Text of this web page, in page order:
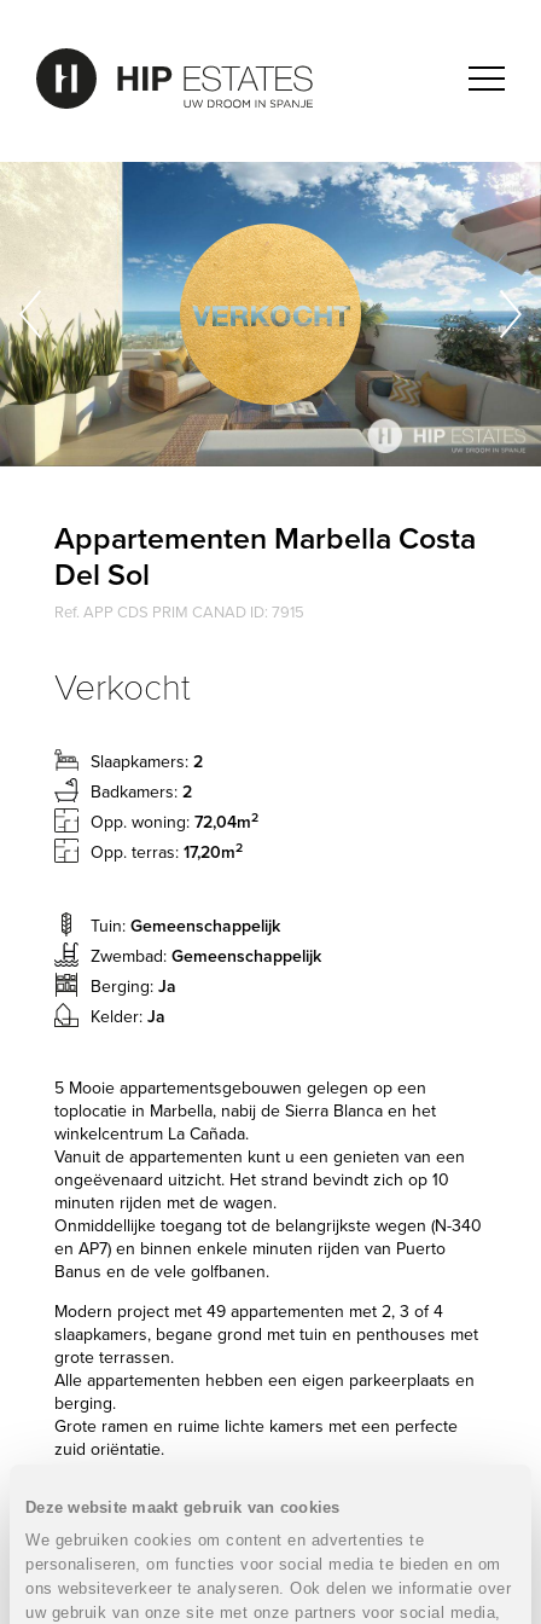
Deze website maakt gebruik van cookies
We gebruiken cookies om content en advertenties te
personaliseren, om functies voor social media te bieden en om
ons websiteverkeer te analyseren. Ook delen we informatie over
uw gebruik van onze site met onze partners voor social media,
Appartementen Marbella Costa
Del Sol
Ref. APP CDS PRIM CANAD ID: 7915
Verkocht
Slaapkamers: 2
Badkamers: 2
Opp. woning: 72,04m2
Opp. terras: 17,20m2
Tuin: Gemeenschappelijk
Zwembad: Gemeenschappelijk
Berging: Ja
Kelder: Ja
5 Mooie appartementsgebouwen gelegen op een
toplocatie in Marbella, nabij de Sierra Blanca en het
winkelcentrum La Cañada.
Vanuit de appartementen kunt u een genieten van een
ongeëvenaard uitzicht. Het strand bevindt zich op 10
minuten rijden met de wagen.
Onmiddellijke toegang tot de belangrijkste wegen (N-340
en AP7) en binnen enkele minuten rijden van Puerto
Banus en de vele golfbanen.
Modern project met 49 appartementen met 2, 3 of 4
slaapkamers, begane grond met tuin en penthouses met
grote terrassen.
Alle appartementen hebben een eigen parkeerplaats en
berging.
Grote ramen en ruime lichte kamers met een perfecte
zuid oriëntatie.
2 Slaapkamers
2 Badkamers
Bebouwde oppervlakte: van 72,04 m² tot 77,04 m²
Terras: van 17,20 m² tot 54,92 m²